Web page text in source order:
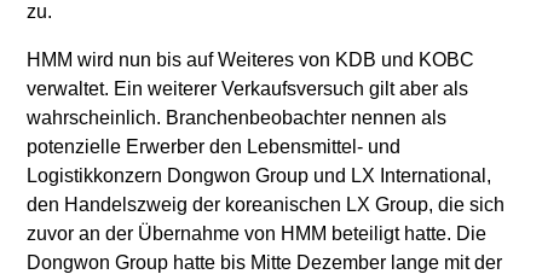
zu.
HMM wird nun bis auf Weiteres von KDB und KOBC
verwaltet. Ein weiterer Verkaufsversuch gilt aber als
wahrscheinlich. Branchenbeobachter nennen als
potenzielle Erwerber den Lebensmittel- und
Logistikkonzern Dongwon Group und LX International,
den Handelszweig der koreanischen LX Group, die sich
zuvor an der Übernahme von HMM beteiligt hatte. Die
Dongwon Group hatte bis Mitte Dezember lange mit der